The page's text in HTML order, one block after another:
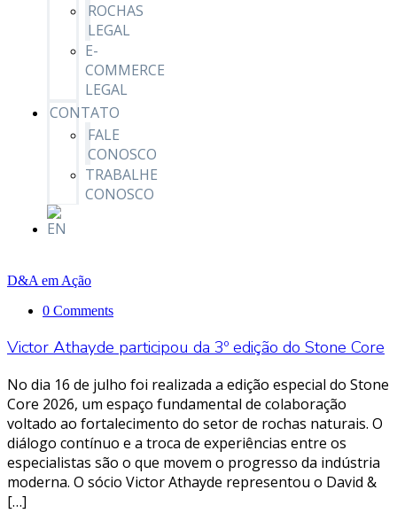
ROCHAS
LEGAL
E-
COMMERCE
LEGAL
CONTATO
FALE
CONOSCO
TRABALHE
CONOSCO
D&A em Ação
0 Comments
Victor Athayde participou da 3º edição do Stone Core
No dia 16 de julho foi realizada a edição especial do Stone
Core 2026, um espaço fundamental de colaboração
voltado ao fortalecimento do setor de rochas naturais. O
diálogo contínuo e a troca de experiências entre os
especialistas são o que movem o progresso da indústria
moderna. O sócio Victor Athayde representou o David &
[…]